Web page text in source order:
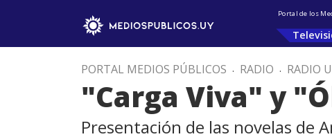
Portal de los
PORTAL MEDIOS PÚBLICOS . RADIO . RADIO
"Carga Viva" y
Presentación de las novelas de